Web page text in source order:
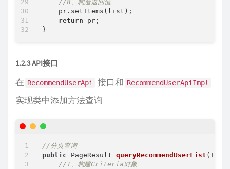
//8、构造返回值
    pr.setItems(list);
return pr;
1.2.3 API接口
在 RecommendUserApi 接口和 RecommendUserApiImpl
实现类中添加方法查询
//分页查询
public PageResult queryRecommendUserList
//1、构建Criteria对象